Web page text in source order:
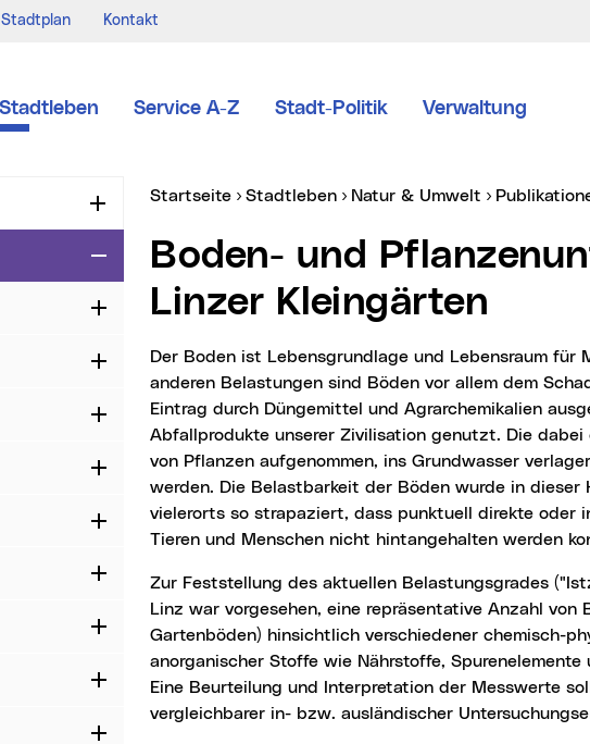
Stadtplan Kontakt
Stadtleben Service A-Z Stadt-Politik Verwaltung
Aufklappen
Zuklappen
Aufklappen
Aufklappen
Aufklappen
Aufklappen
Aufklappen
Aufklappen
Aufklappen
Aufklappen
Aufklappen
Sie sind hier:
Startseite Stadtleben Natur & Umwelt
Boden- und Pflanzenuntersuchungen in
Linzer Kleingärten
Der Boden ist Lebensgrundlage und Lebensraum für Mensch, Tier und Pflanze. Neben
anderen Belastungen sind Böden vor allem dem
Eintrag durch Düngemittel und Agrarchemikalien
Abfallprodukte unserer Zivilisation genutzt. Die dabei
von Pflanzen aufgenommen, ins Grundwasser
werden. Die Belastbarkeit der Böden wurde in dieser
vielerorts so strapaziert, dass punktuell direkte oder
Tieren und Menschen nicht hintangehalten werden
Zur Feststellung des aktuellen Belastungsgrades ("Istzustand") der Böden der Gemeinde
Linz war vorgesehen, eine repräsentative Anzahl von
Gartenböden) hinsichtlich verschiedener chemisch-
anorganischer Stoffe wie Nährstoffe,
Eine Beurteilung und Interpretation der Messwerte
vergleichbarer in- bzw. ausländischer